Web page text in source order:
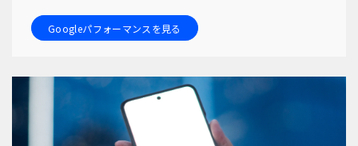
Googleパフォーマンスを見る